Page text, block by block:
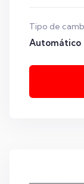
Tipo de
Automático